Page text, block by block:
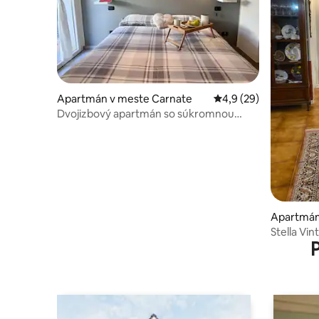
Apartmán v meste Carnate Priemerné
4,9 (29)
Dvojizbový apartmán so súkromnou
Stella